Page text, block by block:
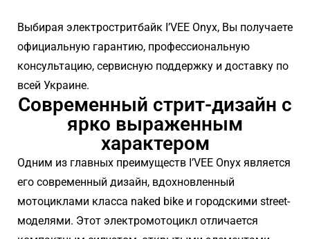
Выбирая электростритбайк I’VEE Onyx, Вы получаете
официальную гарантию, профессиональную
консультацию, сервисную поддержку и доставку по
всей Украине.
Современный стрит-дизайн с
ярко выраженным
характером
Одним из главных преимуществ I’VEE Onyx является
его современный дизайн, вдохновленный
мотоциклами класса naked bike и городскими street-
моделями. Этот электромотоцикл отличается